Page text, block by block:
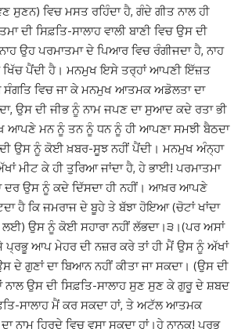
ਸੁਣਨ) ਵਿਚ ਮਸਤ ਰਹਿੰਦਾ ਹੈ, ਗੰਦੇ ਗੀਤ ਨਾਲ ਹੀ
ਦੀ ਸਿਫ਼ਤਿ-ਸਾਲਾਹ ਵਾਲੀ ਬਾਣੀ ਵਿਚ ਉਸ ਦੀ
ਉਹ ਪਰਮਾਤਮਾ ਦੇ ਪਿਆਰ ਵਿਚ ਰੰਗੀਜਦਾ ਹੈ, ਨਾਹ
ਖਿੱਚ ਪੈਂਦੀ ਹੈ। ਮਨਮੁਖ ਇਸੇ ਤਰ੍ਹਾਂ ਆਪਣੀ ਇੱਜ਼ਤ
ਸੰਗਤਿ ਵਿਚ ਜਾ ਕੇ ਮਨਮੁਖ ਆਤਮਕ ਅਡੋਲਤਾ ਦਾ
ਉਸ ਦੀ ਜੀਭ ਨੂੰ ਨਾਮ ਜਪਣ ਦਾ ਸੁਆਦ ਕਦੇ ਰਤਾ ਭੀ
ਆਪਣੇ ਮਨ ਨੂੰ ਤਨ ਨੂੰ ਧਨ ਨੂੰ ਹੀ ਆਪਣਾ ਸਮਝੀ ਬੈਠਦਾ
ਉਸ ਨੂੰ ਕੋਈ ਖ਼ਬਰ-ਸੂਝ ਨਹੀਂ ਪੈਂਦੀ। ਮਨਮੁਖ ਅੰਨ੍ਹਾ
ਮੀਟ ਕੇ ਹੀ ਤੁਰਿਆ ਜਾਂਦਾ ਹੈ, ਹੇ ਭਾਈ! ਪਰਮਾਤਮਾ
ਦਰ ਉਸ ਨੂੰ ਕਦੇ ਦਿੱਸਦਾ ਹੀ ਨਹੀਂ। ਆਖ਼ਰ ਆਪਣੇ
ਹੈ ਕਿ ਜਮਰਾਜ ਦੇ ਬੂਹੇ ਤੇ ਬੱਝਾ ਹੋਇਆ (ਚੋਟਾਂ ਖਾਂਦਾ
ਉਸ ਨੂੰ ਕੋਈ ਸਹਾਰਾ ਨਹੀਂ ਲੱਭਦਾ।੩।(ਪਰ ਅਸਾਂ
ਪ੍ਰਭੂ ਆਪ ਮੇਹਰ ਦੀ ਨਜ਼ਰ ਕਰੇ ਤਾਂ ਹੀ ਮੈਂ ਉਸ ਨੂੰ ਅੱਖਾਂ
ਦੇ ਗੁਣਾਂ ਦਾ ਬਿਆਨ ਨਹੀਂ ਕੀਤਾ ਜਾ ਸਕਦਾ। (ਉਸ ਦੀ
ਨਾਲ ਉਸ ਦੀ ਸਿਫ਼ਤਿ-ਸਾਲਾਹ ਸੁਣ ਸੁਣ ਕੇ ਗੁਰੂ ਦੇ ਸ਼ਬਦ
ਸਾਲਾਹ ਮੈਂ ਕਰ ਸਕਦਾ ਹਾਂ, ਤੇ ਅਟੱਲ ਆਤਮਕ
ਨਾਮ ਹਿਰਦੇ ਵਿਚ ਵਸਾ ਸਕਦਾ ਹਾਂ।ਹੇ ਨਾਨਕ! ਪ੍ਰਭੂ